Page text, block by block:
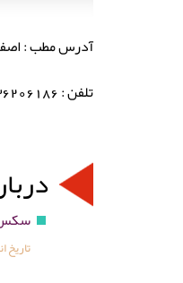
آدرس مطب :
تلفن : 36206186 - 031
سکس
تاریخ